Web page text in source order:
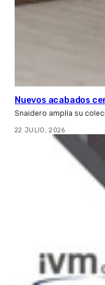
Nuevos acabados
Snaidero amplía su
22 JULIO, 2026